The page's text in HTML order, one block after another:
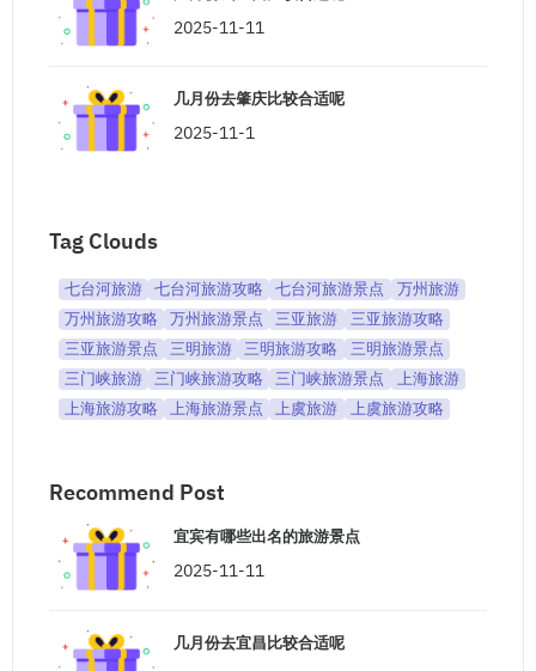
2025-11-11
几月份去肇庆比较合适呢
2025-11-1
Tag Clouds
七台河旅游 七台河旅游攻略 七台河旅游景点
万州旅游
万州旅游攻略
万州旅游景点 三亚旅游
三亚旅游攻略
三亚旅游景点
三明旅游 三明旅游攻略
三明旅游景点
三门峡旅游
三门峡旅游攻略 三门峡旅游景点
上海旅游
上海旅游攻略
上海旅游景点 上虞旅游 上虞旅游攻略
Recommend Post
宜宾有哪些出名的旅游景点
2025-11-11
几月份去宜昌比较合适呢